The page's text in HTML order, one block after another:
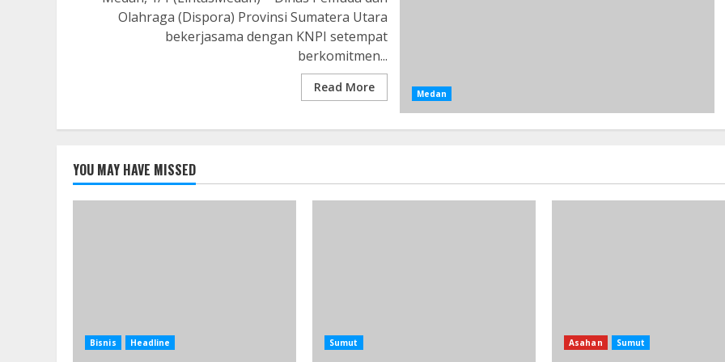
Medan
Olahraga (Dispora) Provinsi Sumatera Utara
bekerjasama dengan KNPI setempat
berkomitmen...
Read More
YOU MAY HAVE MISSED
Bisnis Headline Sumut Asahan Sumut